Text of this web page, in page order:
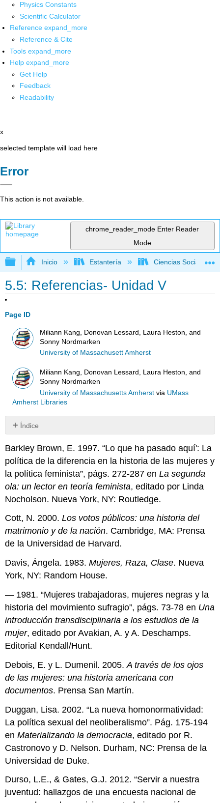
Physics Constants
Scientific Calculator
Reference expand_more
Reference & Cite
Tools expand_more
Help expand_more
Get Help
Feedback
Readability
x
selected template will load here
Error
This action is not available.
chrome_reader_mode Enter Reader
Mode
Expandir/contraer jerarquía global
Inicio Estantería Ciencias Sociales
5.5: Referencias- Unidad V
Page ID
Miliann Kang, Donovan Lessard, Laura Heston, and
Sonny Nordmarken
University of Massachusett Amherst
Miliann Kang, Donovan Lessard, Laura Heston, and
Sonny Nordmarken
University of Massachusetts Amherst via UMass
Amherst Libraries
Índice
Sin
Barkley Brown, E. 1997. “Lo que ha pasado aquí': La
política de la diferencia en la historia de las mujeres y
la política feminista”, págs. 272-287 enLa segunda
ola: un lector en teoría feminista, editado por Linda
Nocholson. Nueva York, NY: Routledge.
Cott, N. 2000.Los votos públicos: una historia del
matrimonio y de la nación. Cambridge, MA: Prensa
de la Universidad de Harvard.
Davis, Ángela. 1983.Mujeres, Raza, Clase. Nueva
York, NY: Random House.
— 1981. “Mujeres trabajadoras, mujeres negras y la
historia del movimiento sufragio”, págs. 73-78 en Una
introducción transdisciplinaria a los estudios de la
mujer, editado por Avakian, A. y A. Deschamps.
Editorial Kendall/Hunt.
Debois, E. y L. Dumenil. 2005.A través de los ojos
de las mujeres: una historia americana con
documentos. Prensa San Martín.
Duggan, Lisa. 2002. “La nueva homonormatividad:
La política sexual del neoliberalismo”. Pág. 175-194
enMaterializando la democracia, editado por R.
Castronovo y D. Nelson. Durham, NC: Prensa de la
Universidad de Duke.
Durso, L.E., & Gates, G.J. 2012. “Servir a nuestra
juventud: hallazgos de una encuesta nacional de